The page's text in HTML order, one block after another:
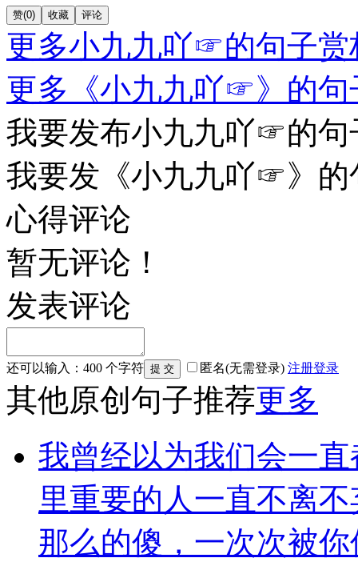
更多小九九吖☞的句子赏
更多《小九九吖☞》的句
我要发布小九九吖☞的句
我要发《小九九吖☞》的
心得评论
暂无评论！
发表评论
还可以输入： 400 个字符 匿名(无需登录) 注册登录
其他原创句子推荐更多
我曾经以为我们会一
里重要的人一直不离
那么的傻，一次次被